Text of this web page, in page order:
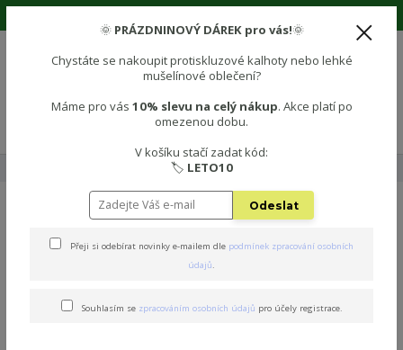
Ochrana osobních údajů e-shopu Polezu.cz
Ochrana osobních údajů e-
shopu Polezu.cz
🌞 PRÁZDNINOVÝ DÁREK pro vás!🌞
Chystáte se nakoupit protiskluzové kalhoty nebo lehké
mušelínové oblečení?
Máme pro vás 10% slevu na celý nákup. Akce platí po
omezenou dobu.
V košíku stačí zadat kód:
🏷️ LETO10
Odeslat
Přeji si odebírat novinky e-mailem dle podmínek zpracování osobních
údajů.
Souhlasím se zpracováním osobních údajů pro účely registrace.